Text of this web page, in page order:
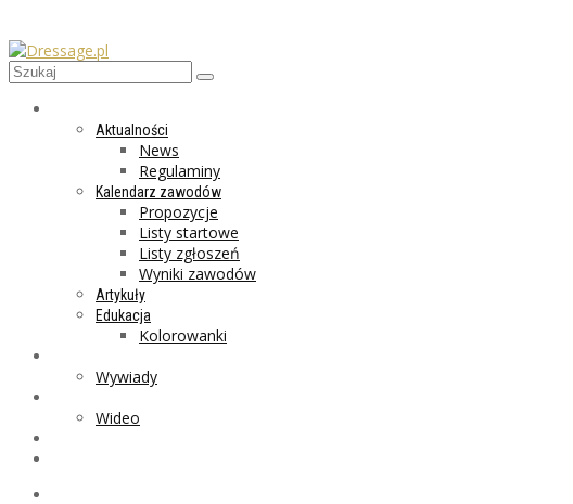
Aktualności
News
Regulaminy
Kalendarz zawodów
Propozycje
Listy startowe
Listy zgłoszeń
Wyniki zawodów
Artykuły
Edukacja
Kolorowanki
Wywiady
Wideo